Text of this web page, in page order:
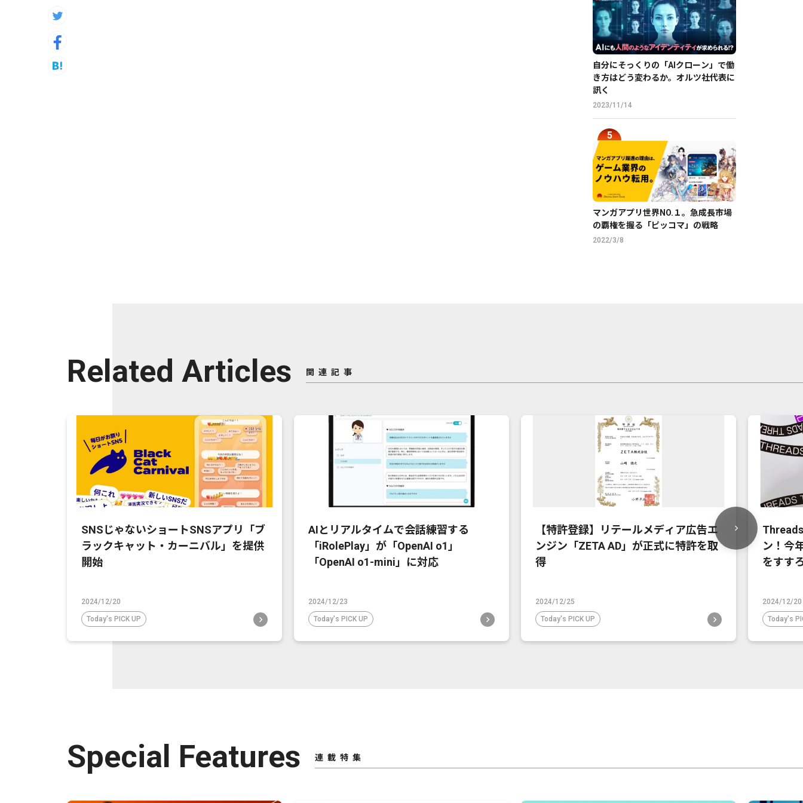
自分にそっくりの「AIクローン」で働
き方はどう変わるか。オルツ社代表に
訊く
2023/11/14
マンガアプリ世界NO.１。急成長市場
の覇権を握る「ピッコマ」の戦略
2022/3/8
Related Articles 関連記事
SNSじゃないショートSNSアプリ「ブ
ラックキャット・カーニバル」を提供
開始
2024/12/20
Today's PICK UP
AIとリアルタイムで会話練習する
「iRolePlay」が「OpenAI o1」
「OpenAI o1-mini」に対応
2024/12/23
Today's PICK UP
【特許登録】リテールメディア広告エ
ンジン「ZETA AD」が正式に特許を取
得
2024/12/25
Today's PICK UP
ン！今
をすす
2024/12/20
Today's
Special Features 連載特集